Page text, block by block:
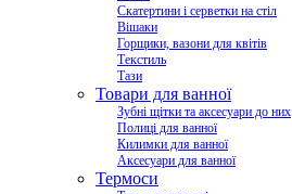
Скатертини і серветки на стіл
Вішаки
Горщики, вазони для квітів
Текстиль
Тази
Товари для ванної
Зубні щітки та аксесуари до них
Полиці для ванної
Килимки для ванної
Аксесуари для ванної
Термоси